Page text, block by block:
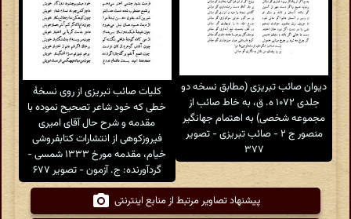
دیوان صائب تبریزی (مطابق نسخه دو
جلدی ۱۰۷۲ ه. ق، به خاط صائب از
مجموعه شخصی) به اهتمام جهانگیر
منصور ج ۲ - صائب تبریزی - تصویر
۳۷۷
کلیات صائب تبریزی از روی نسخهٔ
خطی که خود شاعر تصحیح نموده با
مقدمه و شرح حال آقای امیری
فیروزکوهی از انتشارات کتابفروشی
خیام، مقدمه مورخ ۱۳۳۳ شمسی -
گردآورنده: ج. آزمون - تصویر ۶۷۷
پیشنهاد تصاویر مرتبط از منابع اینترنتی